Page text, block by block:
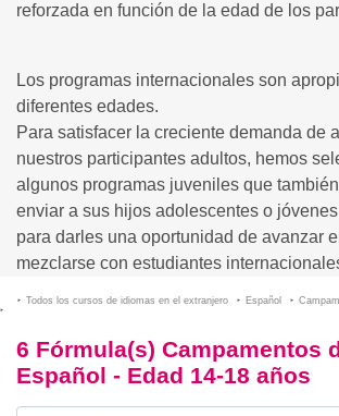
reforzada en función de la edad de los
Los programas internacionales son
diferentes edades.
Para satisfacer la creciente demanda de
nuestros participantes adultos, hemos
algunos programas juveniles que
enviar a sus hijos adolescentes o
para darles una oportunidad de avanzar
mezclarse con estudiantes
Todos los cursos de idiomas en el extranjero Español
6 Fórmula(s) Campamentos
Español - Edad 14-18 años